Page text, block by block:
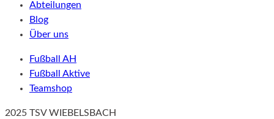
Abteilungen
Blog
Über uns
Fußball AH
Fußball Aktive
Teamshop
2025 TSV WIEBELSBACH